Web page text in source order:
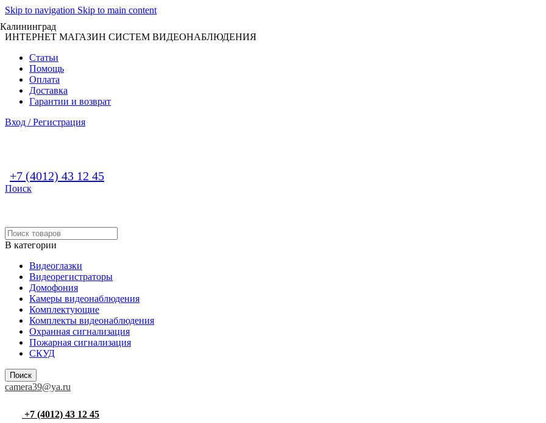
Skip to navigation Skip to main content
Калининград
ИНТЕРНЕТ МАГАЗИН СИСТЕМ ВИДЕОНАБЛЮДЕНИЯ
Статьи
Помощь
Оплата
Доставка
Гарантии и возврат
Вход / Регистрация
+7 (4012) 43 12 45
Поиск
В категории
Видеоглазки
Видеорегистраторы
Домофония
Камеры видеонаблюдения
Комплектующие
Комплекты видеонаблюдения
Охранная сигнализация
Пожарная сигнализация
СКУД
Поиск
camera39@ya.ru
+7 (4012) 43 12 45